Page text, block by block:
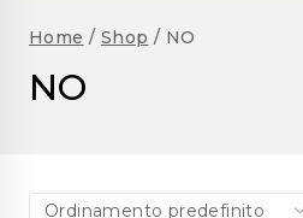
Home / Shop / NO
NO